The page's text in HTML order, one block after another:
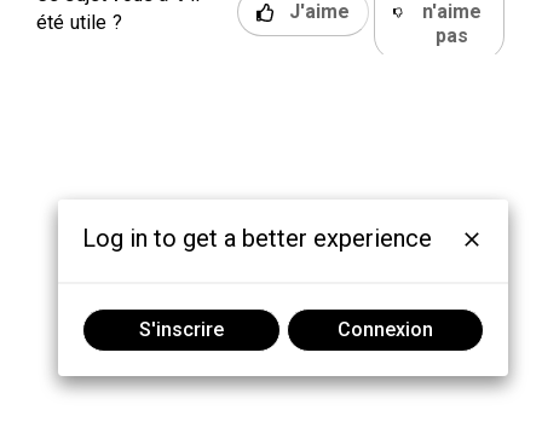
été utile ?
J'aime
n'aime
pas
Log in to get a better experience
S'inscrire Connexion